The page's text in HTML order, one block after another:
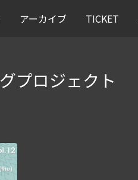
アーカイブ TICKET
プロジェクト